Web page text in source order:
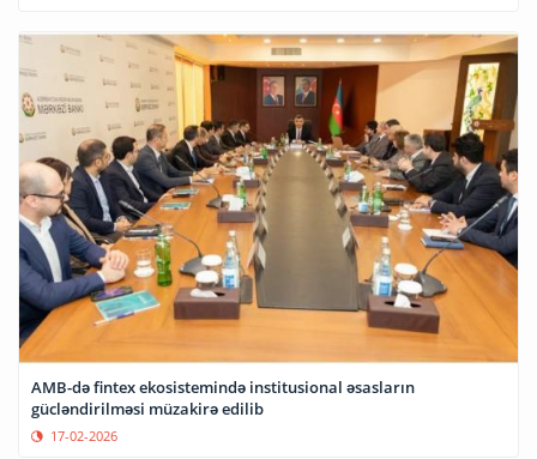
AMB-də fintex ekosistemində institusional əsasların
gücləndirilməsi müzakirə edilib
17-02-2026